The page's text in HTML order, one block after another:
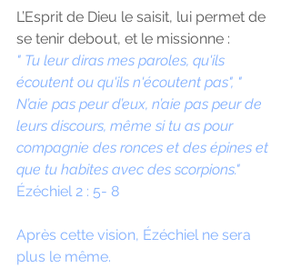
L’Esprit de Dieu le saisit, lui permet de
se tenir debout, et le missionne :
" Tu leur diras mes paroles, qu'ils
écoutent ou qu'ils n'écoutent pas", "
N’aie pas peur d’eux, n’aie pas peur de
leurs discours, même si tu as pour
compagnie des ronces et des épines et
que tu habites avec des scorpions."
Ézéchiel 2 : 5- 8
Après cette vision, Ézéchiel ne sera
plus le même.